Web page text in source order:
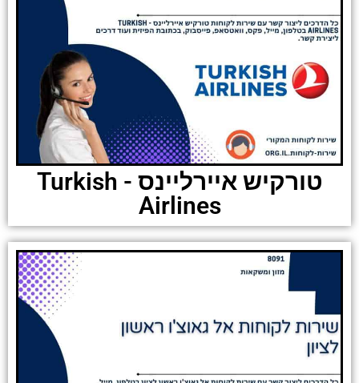
טורקיש איירליינס - Turkish
Airlines